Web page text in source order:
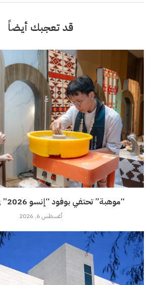
قد تعجبك أيضاً
“موهبة” تحتفي بوفود “إنسو 2026” في ليلة عالمية
أغسطس 6, 2026